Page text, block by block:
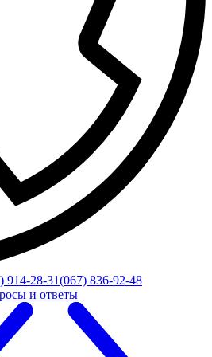
914-28-31(067) 836-92-48
и ответы